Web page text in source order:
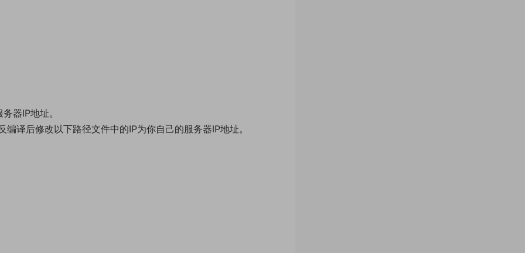
器IP地址。
译后修改以下路径文件中的IP为你自己的服务器IP地址。